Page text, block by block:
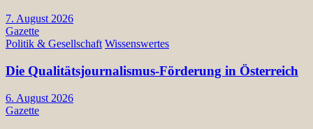
7. August 2026
Gazette
Politik & Gesellschaft Wissenswertes
Die Qualitätsjournalismus-Förderung in Österreich
6. August 2026
Gazette